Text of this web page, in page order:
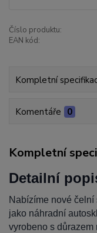
Číslo produktu:
EAN kód:
Kompletní
Komentáře 0
Kompletní
Detailní
Nabízíme nové čelní
jako náhradní
vyrobeno s důrazem